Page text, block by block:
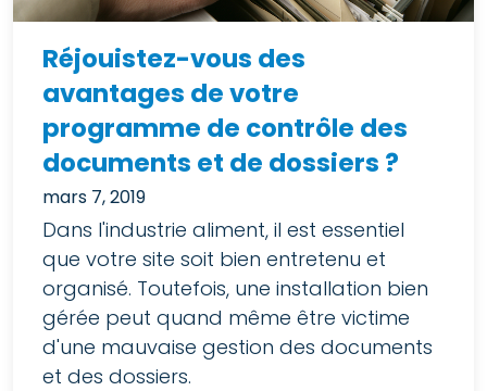
Réjouistez-vous des
avantages de votre
programme de contrôle des
documents et de dossiers ?
mars 7, 2019
Dans l'industrie aliment, il est essentiel
que votre site soit bien entretenu et
organisé. Toutefois, une installation bien
gérée peut quand même être victime
d'une mauvaise gestion des documents
et des dossiers.